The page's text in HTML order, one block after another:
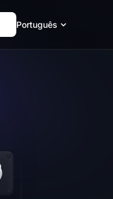
Português